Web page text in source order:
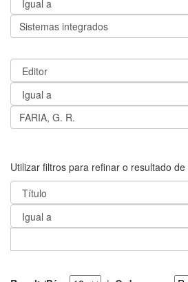
Utilizar filtros para refinar o resultado de